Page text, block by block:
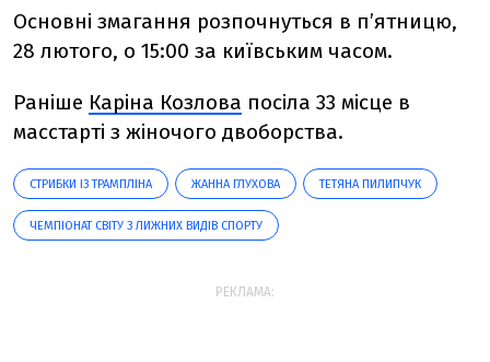
Основні змагання розпочнуться в п’ятницю,
28 лютого, о 15:00 за київським часом.
Раніше Каріна Козлова посіла 33 місце в
масстарті з жіночого двоборства.
СТРИБКИ ІЗ ТРАМПЛІНА ЖАННА ГЛУХОВА ТЕТЯНА ПИЛИПЧУК
ЧЕМПІОНАТ СВІТУ З ЛИЖНИХ ВИДІВ СПОРТУ
РЕКЛАМА: